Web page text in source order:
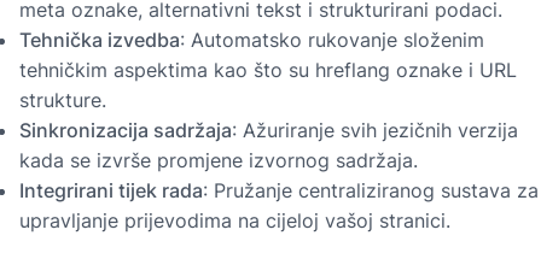
meta oznake, alternativni tekst i strukturirani podaci.
Tehnička izvedba: Automatsko rukovanje složenim
tehničkim aspektima kao što su hreflang oznake i URL
strukture.
Sinkronizacija sadržaja: Ažuriranje svih jezičnih verzija
kada se izvrše promjene izvornog sadržaja.
Integrirani tijek rada: Pružanje centraliziranog sustava za
upravljanje prijevodima na cijeloj vašoj stranici.